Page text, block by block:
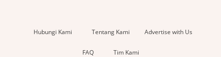
Hubungi Kami Tentang Kami Advertise with Us
FAQ Tim Kami